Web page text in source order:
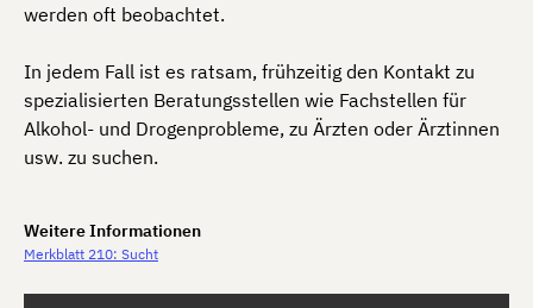
werden oft beobachtet.
In jedem Fall ist es ratsam, frühzeitig den Kontakt zu
spezialisierten Beratungsstellen wie Fachstellen für
Alkohol- und Drogenprobleme, zu Ärzten oder Ärztinnen
usw. zu suchen.
Weitere Informationen
Merkblatt 210: Sucht